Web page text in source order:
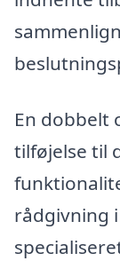
En
tilføjelse til
rådgivning